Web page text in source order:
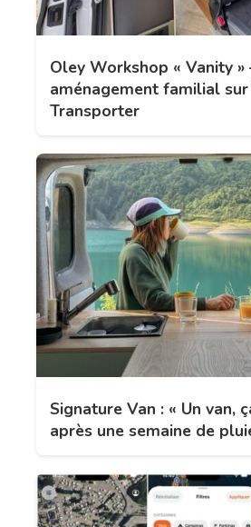
Oley Workshop « Vanity »
aménagement familial
Transporter
Signature Van : « Un van,
après une semaine de